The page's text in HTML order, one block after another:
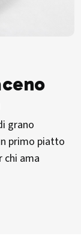
grano
primo piatto
chi ama